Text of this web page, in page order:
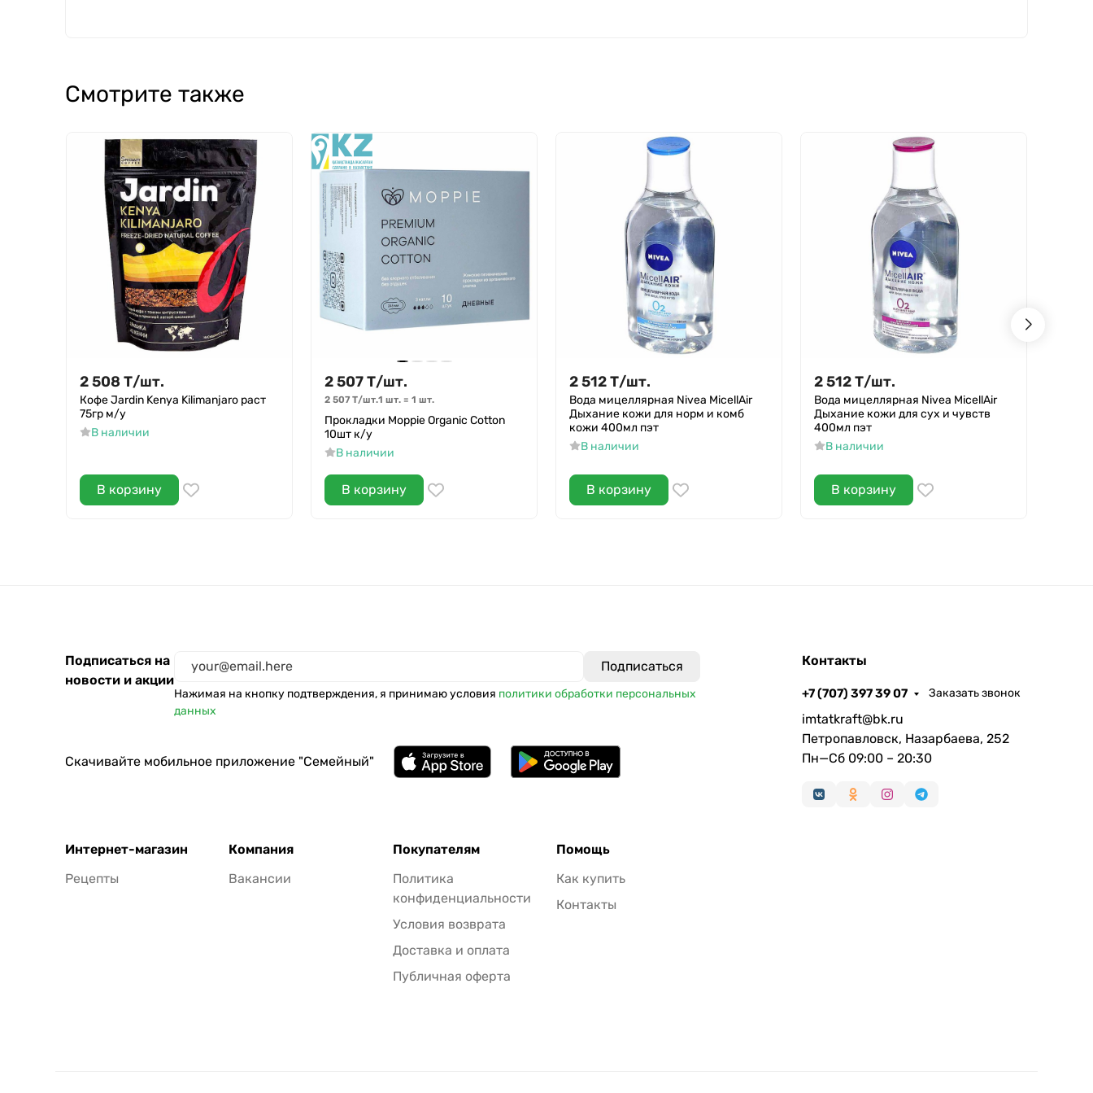
Смотрите также
2 508 Т/шт.
Кофе Jardin Kenya Kilimanjaro раст
75гр м/у
В наличии
В корзину
2 507Т/шт.
2 507 Т/шт.1 шт. = 1 шт.
Прокладки Moppie Organic Cotton
10шт к/у
В наличии
В корзину
2 512Т/шт.
Вода мицеллярная Nivea MicellAir
Дыхание кожи для норм и комб
кожи 400мл пэт
В наличии
В корзину
2 512Т/шт.
Вода мицеллярная Nivea MicellAir
Дыхание кожи для сух и чувств
400мл пэт
В наличии
В корзину
Подписаться на
новости и акции
Нажимая на кнопку подтверждения, я принимаю условия политики обработки персональных
данных
Скачивайте мобильное приложение "Семейный"
Интернет-магазин
Рецепты
Компания
Вакансии
Покупателям
Политика
конфиденциальности
Условия возврата
Доставка и оплата
Публичная оферта
Помощь
Как купить
Контакты
Контакты
+7 (707) 397 39 07 Заказать звонок
imtatkraft@bk.ru
Петропавловск, Назарбаева, 252
Пн—Сб 09:00 – 20:30